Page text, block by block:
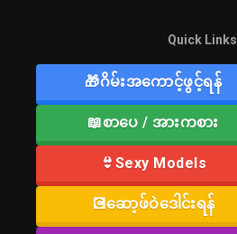
Quick Links
🎁ဂိမ်းအကောင့်ဖွင့်ရန်
📖စာပေ / အားကစား
👙Sexy Models
💽ဆော့ဖ်ဝဲဒေါင်းရန်